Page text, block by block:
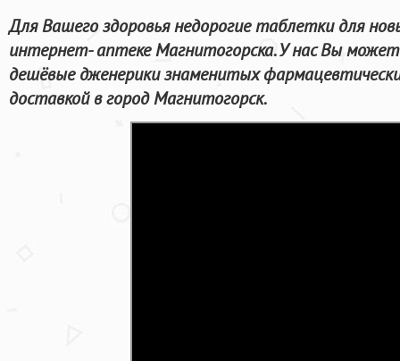
Для Вашего здоровья недорогие таблетки для
интернет- аптеке Магнитогорска. У нас Вы
дешёвые дженерики знаменитых
доставкой в город Магнитогорск.